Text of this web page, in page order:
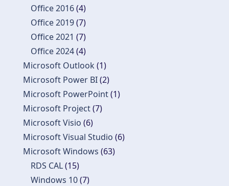
Office 2016(4)
Office 2019(7)
Office 2021 (7)
Office 2024(4)
Microsoft Outlook (1)
Microsoft Power BI(2)
Microsoft PowerPoint(1)
Microsoft Project(7)
Microsoft Visio (6)
Microsoft Visual Studio (6)
Microsoft Windows (63)
RDS CAL(15)
Windows 10(7)